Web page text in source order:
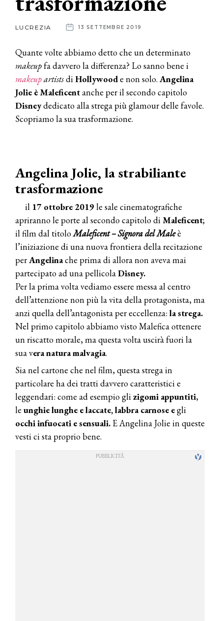
News
aziende
LUCREZIA 13 SETTEMBRE 2019
Quante volte abbiamo detto che un determinato
makeupfa davvero la differenza? Lo sanno bene i
makeupartistsdiHollywoode non solo. Angelina
Jolie è Maleficentanche per il secondo capitolo
Disneydedicato alla strega più glamour delle favole.
Scopriamo la sua trasformazione.
Angelina Jolie, la strabiliante
trasformazione
il 17 ottobre 2019 le sale cinematografiche
apriranno le porte al secondo capitolo di Maleficent;
il film dal titoloMaleficent – Signora del Maleè
l’iniziazione di una nuova frontiera della recitazione
perAngelinache prima di allora non aveva mai
partecipato ad una pellicolaDisney.
Per la prima volta vediamo essere messa al centro
dell’attenzione non più la vita della protagonista, ma
anzi quella dell’antagonista per eccellenza: la strega.
Nel primo capitolo abbiamo visto Malefica ottenere
un riscatto morale, ma questa volta uscirà fuori la
sua vera natura malvagia.
Sia nel cartone che nel film, questa strega in
particolare ha dei tratti davvero caratteristici e
leggendari: come ad esempio glizigomi appuntiti,
le unghie lunghe e laccate, labbra carnose egli
occhi infuocati e sensuali. E Angelina Jolie in queste
vesti ci sta proprio bene.